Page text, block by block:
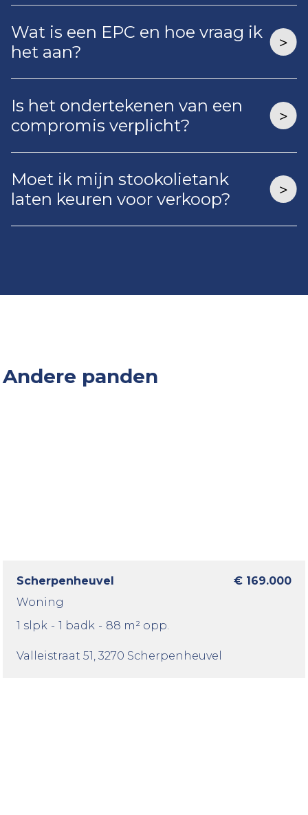
Wat is een EPC en hoe vraag ik
het aan?
Is het ondertekenen van een
compromis verplicht?
Moet ik mijn stookolietank
laten keuren voor verkoop?
Andere panden
Scherpenheuvel
€ 169.000
Woning
1 slpk - 1 badk - 88 m² opp.
Valleistraat 51 , 3270 Scherpenheuvel